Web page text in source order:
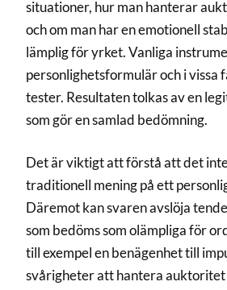
situationer, hur man hanterar
och om man har en emotionell
lämplig för yrket. Vanliga
personlighetsformulär och i vissa
tester. Resultaten tolkas av en
som gör en samlad bedömning.
Det är viktigt att förstå att det
traditionell mening på ett
Däremot kan svaren avslöja
som bedöms som olämpliga för
till exempel en benägenhet till
svårigheter att hantera